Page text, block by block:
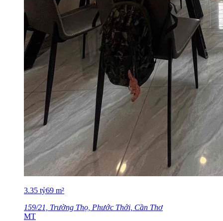
3.35 tỷ69 m²
159/21, Trường Thọ, Phước Thới, Cần Thơ
MT